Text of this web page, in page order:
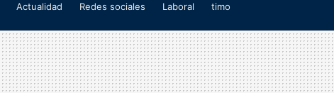
Actualidad Redes sociales Laboral timo